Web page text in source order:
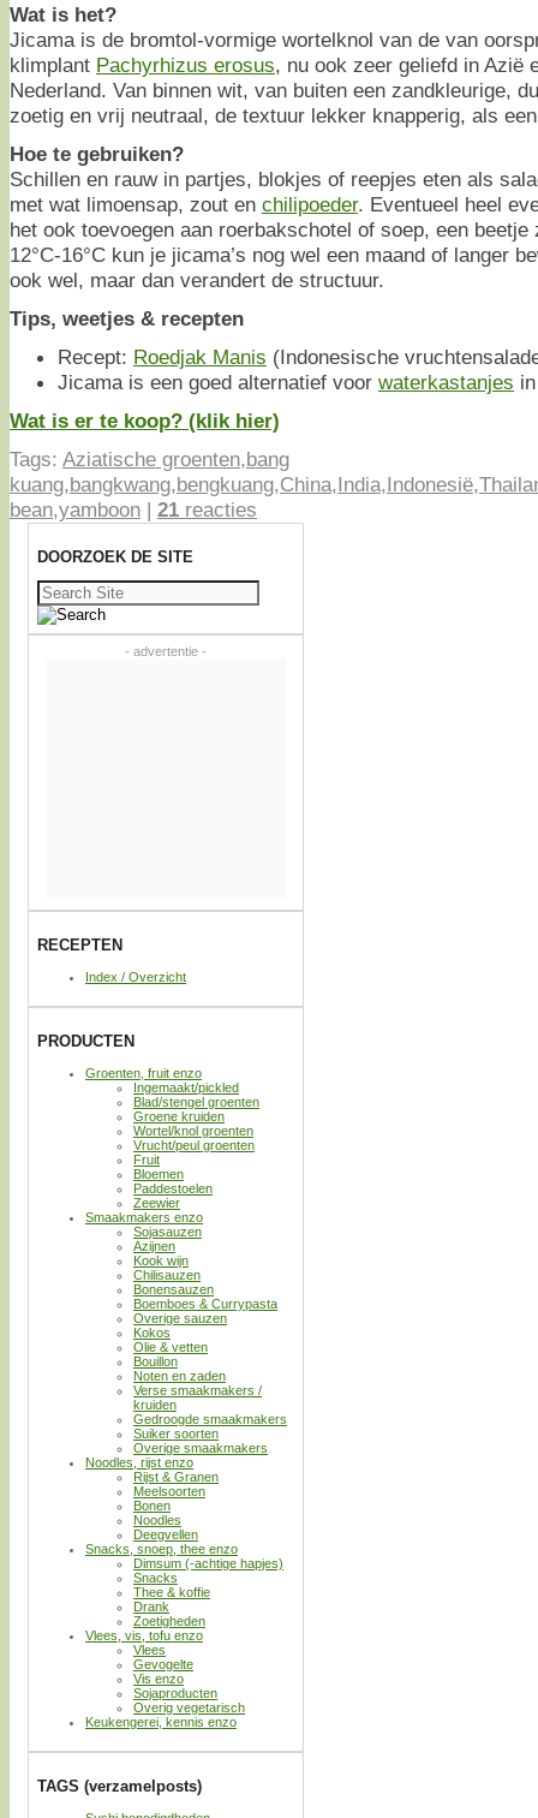
Wat is het?
Jicama is de bromtol-vormige wortelknol van de van
klimplant Pachyrhizus erosus, nu ook zeer geliefd in Azië
Nederland. Van binnen wit, van buiten een zandkleurige,
zoetig en vrij neutraal, de textuur lekker knapperig, als
Hoe te gebruiken?
Schillen en rauw in partjes, blokjes of reepjes eten als
met wat limoensap, zout en chilipoeder. Eventueel heel
het ook toevoegen aan roerbakschotel of soep, een
12°C-16°C kun je jicama’s nog wel een maand of langer
ook wel, maar dan verandert de structuur.
Tips, weetjes & recepten
Recept: Roedjak Manis (Indonesische
Jicama is een goed alternatief voor waterkastanjes
Wat is er te koop? (klik hier)
Tags: Aziatische groenten,bang
kuang,bangkwang,bengkuang,China,India,Indonesië,
bean,yamboon | 21 reacties
DOORZOEK DE SITE
Zoeken
naar:
- advertentie -
RECEPTEN
Index / Overzicht
PRODUCTEN
Groenten, fruit enzo
Ingemaakt/pickled
Blad/stengel groenten
Groene kruiden
Wortel/knol groenten
Vrucht/peul groenten
Fruit
Bloemen
Paddestoelen
Zeewier
Smaakmakers enzo
Sojasauzen
Azijnen
Kook wijn
Chilisauzen
Bonensauzen
Boemboes & Currypasta
Overige sauzen
Kokos
Olie & vetten
Bouillon
Noten en zaden
Verse smaakmakers /
kruiden
Gedroogde smaakmakers
Suiker soorten
Overige smaakmakers
Noodles, rijst enzo
Rijst & Granen
Meelsoorten
Bonen
Noodles
Deegvellen
Snacks, snoep, thee enzo
Dimsum (-achtige hapjes)
Snacks
Thee & koffie
Drank
Zoetigheden
Vlees, vis, tofu enzo
Vlees
Gevogelte
Vis enzo
Sojaproducten
Overig vegetarisch
Keukengerei, kennis enzo
TAGS (verzamelposts)